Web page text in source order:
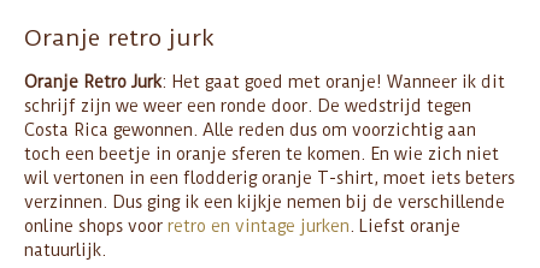
Oranje retro jurk
Oranje Retro Jurk: Het gaat goed met oranje! Wanneer ik dit
schrijf zijn we weer een ronde door. De wedstrijd tegen
Costa Rica gewonnen. Alle reden dus om voorzichtig aan
toch een beetje in oranje sferen te komen. En wie zich niet
wil vertonen in een flodderig oranje T-shirt, moet iets beters
verzinnen. Dus ging ik een kijkje nemen bij de verschillende
online shops voor retro en vintage jurken . Liefst oranje
natuurlijk.